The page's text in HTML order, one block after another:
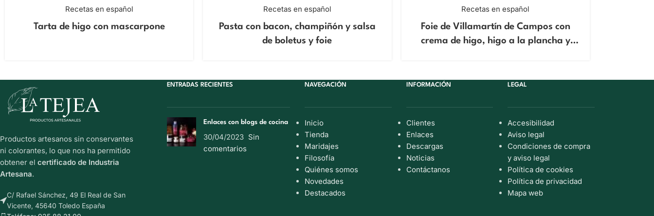
Recetas en español
Tarta de higo con mascarpone
Recetas en español
Pasta con bacon, champiñón y salsa
de boletus y foie
Recetas en español
Foie de Villamartín de Campos con
crema de higo, higo a la plancha y
Productos artesanos sin conservantes
ni colorantes, lo que nos ha permitido
obtener el certificado de Industria
Artesana.
C/ Rafael Sánchez, 49 El Real de San
Vicente, 45640 Toledo España
ENTRADAS RECIENTES
Enlaces con blogs de cocina
30/04/2023 Sin
comentarios
NAVEGACIÓN
Inicio
Tienda
Maridajes
Filosofía
Quiénes somos
Novedades
Destacados
INFORMACIÓN
Clientes
Enlaces
Descargas
Noticias
Contáctanos
LEGAL
Accesibilidad
Aviso legal
Condiciones de compra
y aviso legal
Política de cookies
Política de privacidad
Mapa web